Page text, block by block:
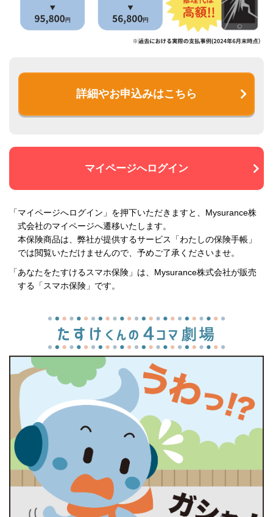
詳細やお申込みはこちら
マイページへログイン
「マイページへログイン」を押下いただきますと、Mysurance株
式会社のマイページへ遷移いたします。
本保険商品は、弊社が提供するサービス「わたしの保険手帳」
では閲覧いただけませんので、予めご了承くださいませ。
「あなたをたすけるスマホ保険」は、Mysurance株式会社が販売
する「スマホ保険」です。